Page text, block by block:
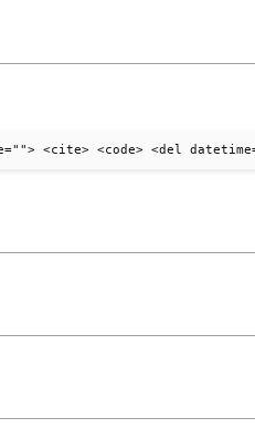
<cite> <code> <del